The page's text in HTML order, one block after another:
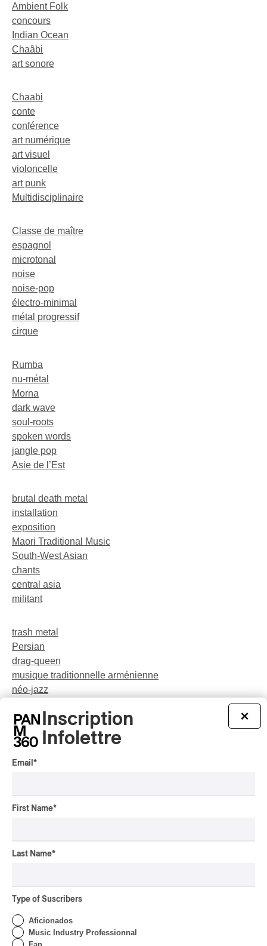
Ambient Folk
concours
Indian Ocean
Chaâbi
art sonore
Chaabi
conte
conférence
art numérique
art visuel
violoncelle
art punk
Multidisciplinaire
Classe de maître
espagnol
microtonal
noise
noise-pop
électro-minimal
métal progressif
cirque
Rumba
nu-métal
Morna
dark wave
soul-roots
spoken words
jangle pop
Asie de l’Est
brutal death metal
installation
exposition
Maori Traditional Music
South-West Asian
chants
central asia
militant
trash metal
Persian
drag-queen
musique traditionnelle arménienne
néo-jazz
théâtre musical
pop
party
participatif
pop-opéra
J-Rock
chaoui
latin house
glam
pop symphonique
×
Inscription
Infolettre
Email *
First Name*
Last Name*
Type of Suscribers
Aficionados
Music Industry Professionnal
Fan